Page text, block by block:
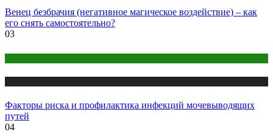
Венец безбрачия (негативное магическое воздействие) – как
его снять самостоятельно?
03
Факторы риска и профилактика инфекций мочевыводящих
путей
04